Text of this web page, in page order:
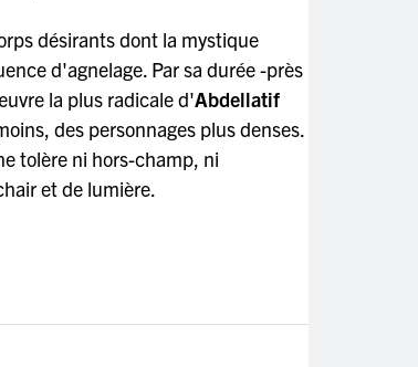
désirants dont la mystique
d'agnelage. Par sa durée -près
la plus radicale d'Abdellatif
des personnages plus denses.
tolère ni hors-champ, ni
et de lumière.